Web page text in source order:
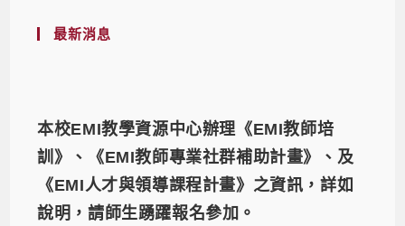
最新消息
本校EMI教學資源中心辦理《EMI教師培
訓》、《EMI教師專業社群補助計畫》、及
《EMI人才與領導課程計畫》之資訊，詳如
說明，請師生踴躍報名參加。